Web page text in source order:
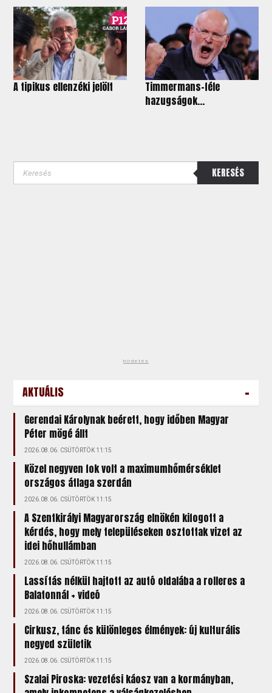
A tipikus ellenzéki jelölt
Timmermans-féle
hazugságok...
KERESÉS
hirdetés
AKTUÁLIS -
Gerendai Károlynak beérett, hogy időben Magyar
Péter mögé állt
2026.08.06. CSÜTÖRTÖK 11:15
Közel negyven fok volt a maximumhőmérséklet
országos átlaga szerdán
2026.08.06. CSÜTÖRTÖK 11:15
A Szentkirályi Magyarország elnökén kifogott a
kérdés, hogy mely településeken osztottak vizet az
idei hőhullámban
2026.08.06. CSÜTÖRTÖK 11:15
Lassítás nélkül hajtott az autó oldalába a rolleres a
Balatonnál + videó
2026.08.06. CSÜTÖRTÖK 11:15
Cirkusz, tánc és különleges élmények: új kulturális
negyed születik
2026.08.06. CSÜTÖRTÖK 11:15
Szalai Piroska: vezetési káosz van a kormányban,